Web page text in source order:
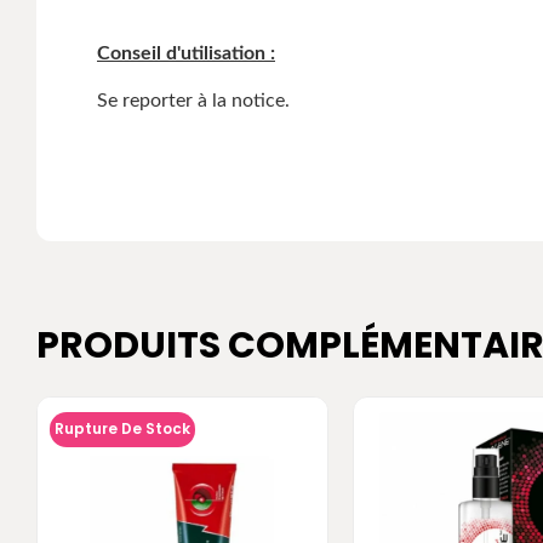
Conseil d'utilisation :
Se reporter à la notice.
PRODUITS
Rupture De Stock